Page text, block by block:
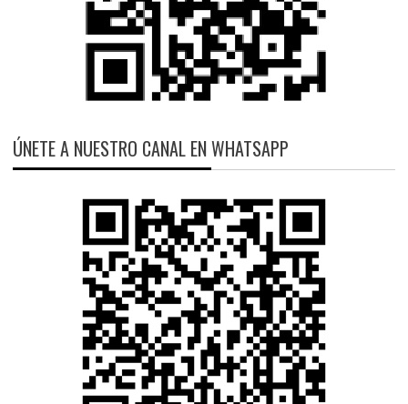
ÚNETE A NUESTRO CANAL EN WHATSAPP